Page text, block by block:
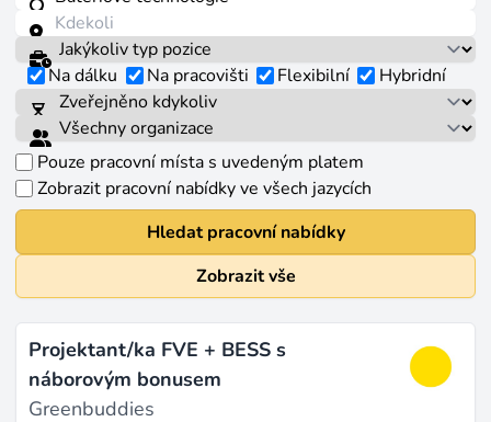
Na dálku Na pracovišti Flexibilní Hybridní
Pouze pracovní místa s uvedeným platem
Zobrazit pracovní nabídky ve všech jazycích
Hledat pracovní nabídky
Zobrazit vše
Projektant/ka FVE + BESS s
náborovým bonusem
Greenbuddies